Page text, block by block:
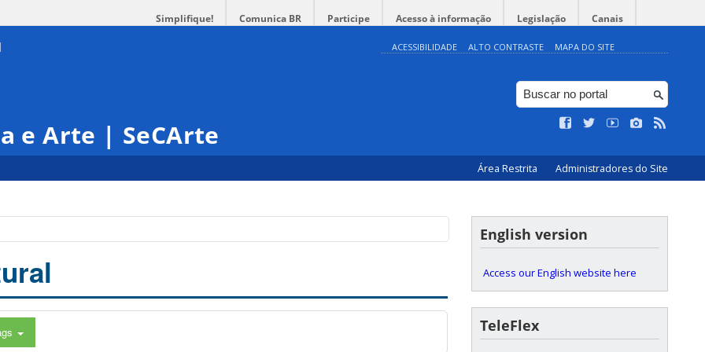
Simplifique! Comunica BR Participe Acesso à informação Legislação Canais
ACESSIBILIDADE ALTO CONTRASTE MAPA DO SITE
e Arte | SeCArte
Área Restrita Administradores do Site
English version
Access our English website here
TeleFlex